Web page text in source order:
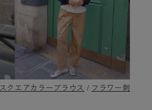
スクエアカラーブラウス / フラワー刺